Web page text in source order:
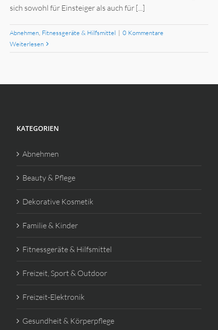
sich sowohl für Einsteiger als auch für [...]
Abnehmen Fitnessgeräte & Hilfsmittel | 0 Kommentare
Weiterlesen
KATEGORIEN
Abnehmen
Beauty & Pflege
Dekorative Kosmetik
Familie & Kinder
Fitnessgeräte & Hilfsmittel
Freizeit, Sport & Outdoor
Freizeit-Elektronik
Gesundheit & Körperpflege